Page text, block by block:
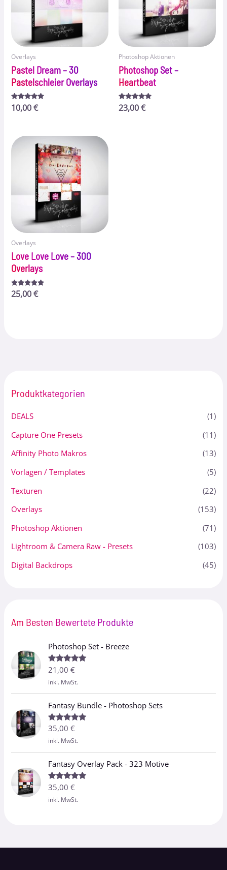
Produktkategorien
DEALS
(1)
Capture One Presets
(11)
Affinity Photo Makros
(13)
Vorlagen / Templates
(5)
Texturen
(22)
Overlays
(153)
Photoshop Aktionen
(71)
Lightroom & Camera Raw - Presets
(103)
Digital Backdrops
(45)
Am Besten Bewertete Produkte
Photoshop Set - Breeze
Bewertet
mit
von 5
21,00€
inkl. MwSt.
Fantasy Bundle - Photoshop Sets
Bewertet
mit
von 5
35,00€
inkl. MwSt.
Fantasy Overlay Pack - 323 Motive
Bewertet
mit
von 5
35,00€
inkl. MwSt.
Overlays
Pastel Dream – 30
Pastelschleier Overlays
Bewertet
mit
10,00€
Photoshop Aktionen
Photoshop Set –
Heartbeat
Bewertet
mit
23,00€
Overlays
Love Love Love – 300
Overlays
Bewertet
mit
25,00€